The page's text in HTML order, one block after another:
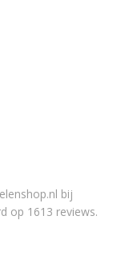
bij
op 1613 reviews.